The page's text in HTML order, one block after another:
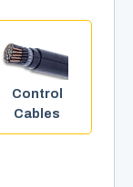
Control
Cables